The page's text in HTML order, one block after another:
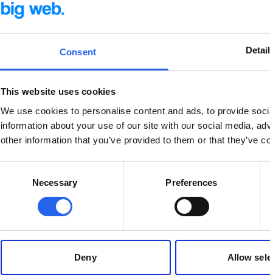
Consent
This website uses cookies
We use cookies to personalise content and ads, to provide
information about your use of our site with our social media,
other information that you’ve provided to them or that they’ve
Necessary Preferences
Deny Allow
stakeholders.
Prototypen er en simulation af brugeroplevelsen.
kæder den flere dele af et brugsscenarie sammen i
klikke og navigere i. Prototypen bruges til at udføre
fra brugere, men også kvantitativt. Stilles
Prototypen er hurtigere at udvikle end at bygge
iterere, dvs. laver flere versioner af løsningen, i et
Men hvordan siger du, at jeg sparer
Godt, du spørger!
Billedet nedenfor viser i grove træk den
hele systemer, dele af større og komplekse